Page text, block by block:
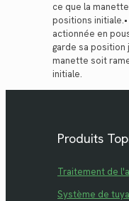
ce que la
positions
actionnée en
garde sa position
manette soit
initiale.
Produits
Traitement de
Système de